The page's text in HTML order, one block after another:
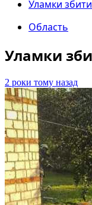
Уламки
Область
Уламки
2 роки тому назад